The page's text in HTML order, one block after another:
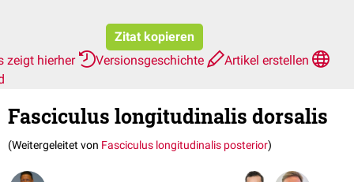
Zitat kopieren
zeigt hierher
Versionsgeschichte
Artikel erstellen
Fasciculus longitudinalis dorsalis
(Weitergeleitet von Fasciculus longitudinalis posterior)